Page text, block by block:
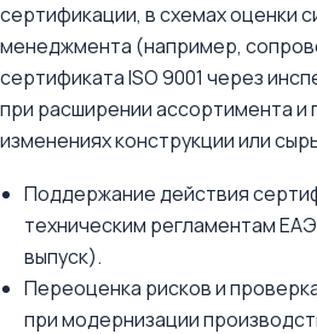
сертификации, в схемах оценки
менеджмента (например,
сертификатa ISO 9001 через
при расширении ассортимента и
изменениях конструкции или
Поддержание действия
техническим регламентам
выпуск).
Переоценка рисков и
при модернизации